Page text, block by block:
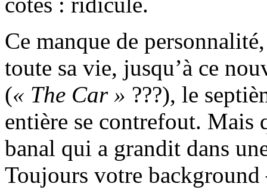
Ce manque de
toute sa vie, jusqu’à ce
(« The Car » ???), le
entière se contrefout. Mais
banal qui a grandit dans
Toujours votre background